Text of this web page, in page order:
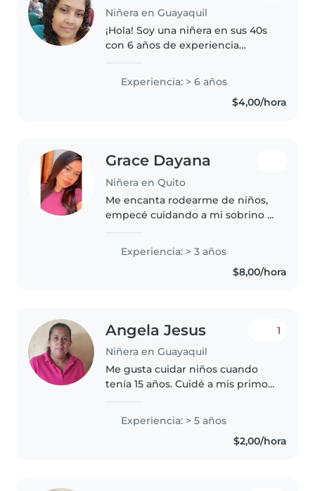
Niñera en Guayaquil
¡Hola! Soy una niñera en sus 40s
con 6 años de experiencia
edades. Soy responsable,
paciente y creativa, y me
Experiencia: > 6 años
$4,00/hora
Grace Dayana
Niñera en Quito
Me encanta rodearme de niños,
empecé cuidando a mi sobrino y
mis prácticas pude relacionarme
más con pequeños desde
Experiencia: > 3 años
$8,00/hora
Angela Jesus
Niñera en Guayaquil
1
Me gusta cuidar niños cuando
tenía 15 años. Cuidé a mis primos,
hijos de mis vecinos.
Actualmente soy maestra de
primaria. En mi tiempo libre me
Experiencia: > 5 años
$2,00/hora